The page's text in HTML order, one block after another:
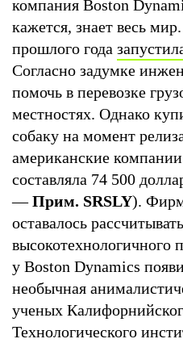
компания Boston
кажется, знает весь
прошлого года
Согласно задумке
помочь в перевозке
местностях. Однако
собаку на момент
американские
составляла 74 500
—Прим. SRSLY).
оставалось
у Boston Dynamics
необычная
ученых
Технологического